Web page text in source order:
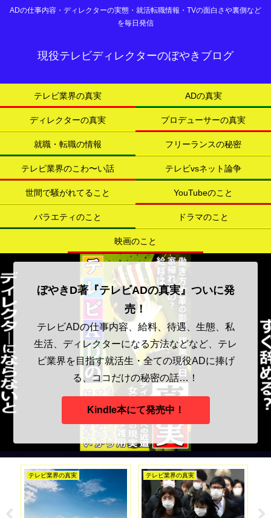
ADの仕事内容・ディレクターの実態・就活転職情報・TVの面白さや裏側など
を毎日発信
現役テレビディレクターのぼやきブログ
テレビ業界の真実 ADの真実
ディレクターの真実 プロデューサーの真実
就職・転職の情報 フリーランスの秘密
テレビ業界のこわ〜い話 テレビvsネット論争
世間で騒がれてること YouTubeのこと
バラエティのこと ドラマのこと
映画のこと
ぼやきD著『テレビADの真実』ついに発
売！
テレビADの仕事内容、給料、待遇、生態、私
生活、ディレクターになる方法などなど、テレ
ビ業界を目指す就活生・全ての現役ADに捧げ
る、ココだけの秘密の話…！
Kindle本にて発売中！
テレビ業界の真実 ADの真実